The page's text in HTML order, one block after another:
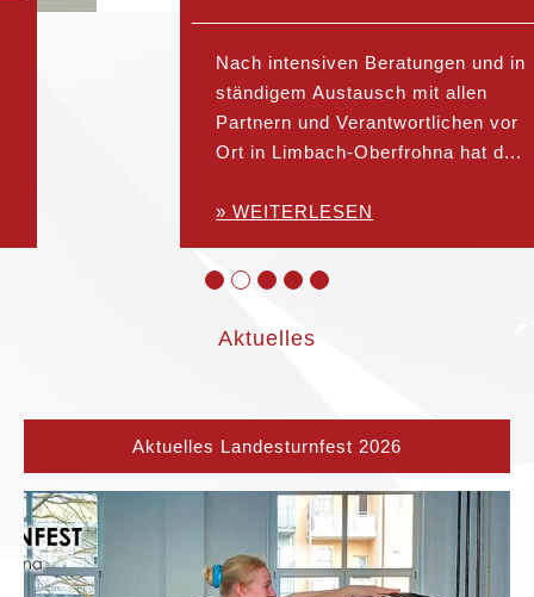
Nach intensiven Beratungen und in
ständigem Austausch mit allen
Partnern und Verantwortlichen vor
Ort in Limbach-Oberfrohna hat d...
» WEITERLESEN
Aktuelles
Aktuelles Landesturnfest 2026